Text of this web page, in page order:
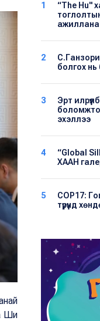
Ши
1
“The Hu"
ажиллана
2
болгох
3
Эрт
эхэллээ
4
“Global
ХААН
5
COP17:
түрүүнд